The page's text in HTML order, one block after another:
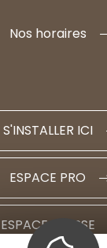
Nos horaires
S'INSTALLER ICI
ESPACE PRO
ESPACE PRESSE